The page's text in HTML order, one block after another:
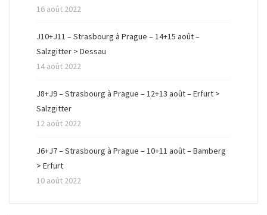
16 août 2022
J10+J11 – Strasbourg à Prague – 14+15 août –
Salzgitter > Dessau
14 août 2022
J8+J9 – Strasbourg à Prague – 12+13 août – Erfurt >
Salzgitter
12 août 2022
J6+J7 – Strasbourg à Prague – 10+11 août – Bamberg
> Erfurt
10 août 2022